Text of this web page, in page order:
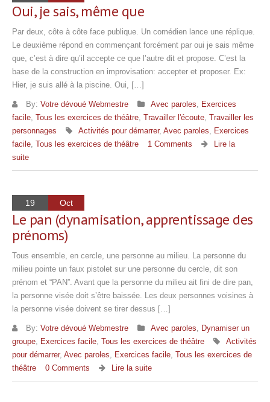
Oui, je sais, même que
Par deux, côte à côte face publique. Un comédien lance une réplique.
Le deuxième répond en commençant forcément par oui je sais même
que, c’est à dire qu’il accepte ce que l’autre dit et propose. C’est la
base de la construction en improvisation: accepter et proposer. Ex:
Hier, je suis allé à la piscine. Oui, […]
By: Votre dévoué Webmestre Avec paroles, Exercices
facile, Tous les exercices de théâtre, Travailler l'écoute, Travailler les
personnages
Activités pour démarrer, Avec paroles, Exercices
facile, Tous les exercices de théâtre 1 Comments
Lire la
suite
19 Oct
Le pan (dynamisation, apprentissage des
prénoms)
Tous ensemble, en cercle, une personne au milieu. La personne du
milieu pointe un faux pistolet sur une personne du cercle, dit son
prénom et “PAN”. Avant que la personne du milieu ait fini de dire pan,
la personne visée doit s’être baissée. Les deux personnes voisines à
la personne visée doivent se tirer dessus […]
By: Votre dévoué Webmestre Avec paroles, Dynamiser un
groupe, Exercices facile, Tous les exercices de théâtre
Activités
pour démarrer, Avec paroles, Exercices facile, Tous les exercices de
théâtre
0 Comments Lire la suite